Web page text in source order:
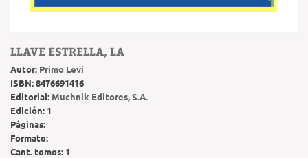
LLAVE ESTRELLA, LA
Autor: Primo Levi
ISBN:8476691416
Editorial: Muchnik Editores, S.A.
Edición: 1
Páginas:
Formato:
Cant. tomos: 1